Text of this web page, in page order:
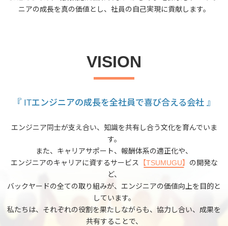
ニアの成長を真の価値とし、社員の自己実現に貢献します。
VISION
『 ITエンジニアの成長を全社員で喜び合える会社 』
エンジニア同士が支え合い、知識を共有し合う文化を育んでいま
す。
また、キャリアサポート、報酬体系の適正化や、
エンジニアのキャリアに資するサービス 【TSUMUGU】 の開発な
ど、
バックヤードの全ての取り組みが、エンジニアの価値向上を目的と
しています。
私たちは、それぞれの役割を果たしながらも、協力し合い、成果を
共有することで、